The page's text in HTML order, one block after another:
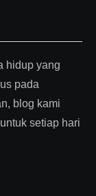
hidup yang
pada
blog kami
setiap hari